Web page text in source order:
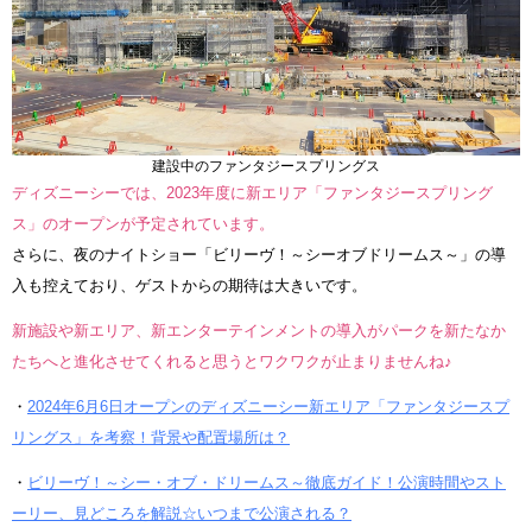
建設中のファンタジースプリングス
ディズニーシーでは、2023年度に新エリア「ファンタジースプリング
ス」のオープンが予定されています。
さらに、夜のナイトショー「ビリーヴ！～シーオブドリームス～」の導
入も控えており、ゲストからの期待は大きいです。
新施設や新エリア、新エンターテインメントの導入がパークを新たなか
たちへと進化させてくれると思うとワクワクが止まりませんね♪
・ 2024年6月6日オープンのディズニーシー新エリア「ファンタジースプ
リングス」を考察！背景や配置場所は？
・ ビリーヴ！～シー・オブ・ドリームス～徹底ガイド！公演時間やスト
ーリー、見どころを解説☆いつまで公演される？